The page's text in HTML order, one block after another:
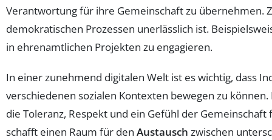
Verantwortung für ihre Gemeinschaft zu übernehmen.
demokratischen Prozessen unerlässlich ist.
in ehrenamtlichen Projekten zu engagieren.
In einer zunehmend digitalen Welt ist es wichtig, dass
verschiedenen sozialen Kontexten bewegen zu
die Toleranz, Respekt und ein Gefühl der
schafft einen Raum für den Austausch zwischen